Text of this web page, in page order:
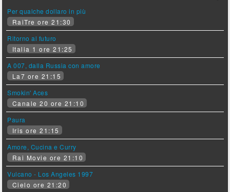
Per qualche dollaro in più
RaiTre ore 21:30
Ritorno al futuro
Italia 1 ore 21:25
A 007, dalla Russia con amore
La7 ore 21:15
Smokin' Aces
Canale 20 ore 21:10
Paura
Iris ore 21:15
Amore, Cucina e Curry
Rai Movie ore 21:10
Vulcano - Los Angeles 1997
Cielo ore 21:20